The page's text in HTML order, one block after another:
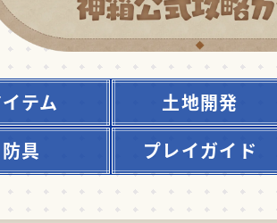
テム 土地開発
防具
プレイガイド